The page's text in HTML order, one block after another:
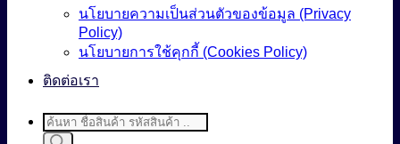
นโยบายความเป็นส่วนตัวของข้อมูล (Privacy
Policy)
นโยบายการใช้คุกกี้ (Cookies Policy)
ติดต่อเรา
Products
search